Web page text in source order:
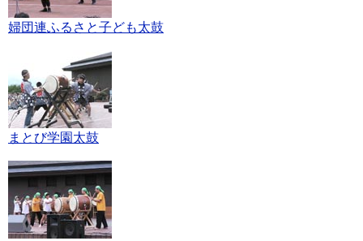
婦団連ふるさと子ども太鼓
まとび学園太鼓